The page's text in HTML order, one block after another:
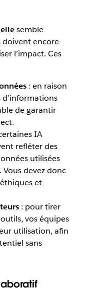
semble
doivent encore
l’impact. Ces
: en raison
de garantir
IA
refléter des
utilisées
devez donc
et
: pour tirer
vos équipes
utilisation, afin
sans